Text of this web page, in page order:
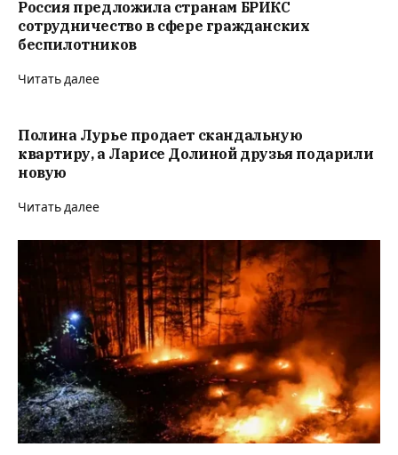
Россия предложила странам БРИКС
сотрудничество в сфере гражданских
беспилотников
Читать далее
Полина Лурье продает скандальную
квартиру, а Ларисе Долиной друзья подарили
новую
Читать далее